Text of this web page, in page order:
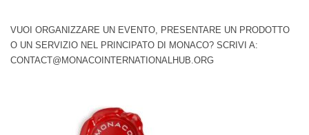
VUOI ORGANIZZARE UN EVENTO, PRESENTARE UN PRODOTTO
O UN SERVIZIO NEL PRINCIPATO DI MONACO? SCRIVI A:
CONTACT@MONACOINTERNATIONALHUB.ORG